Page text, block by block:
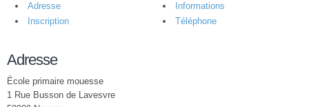
Adresse
Informations
Inscription
Téléphone
Adresse
École primaire mouesse
1 Rue Busson de Lavesvre